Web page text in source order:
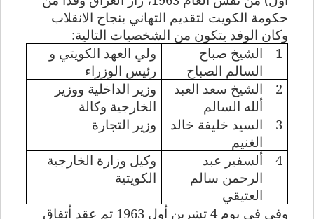
حكومة الكويت لتقديم التهاني بنجاح الانقلاب
وكان الوفد يتكون من الشخصيات التالية:
1
الشيخ صباح
السالم الصباح
ولي العهد الكويتي و
رئيس الوزراء
2
الشيخ سعد العبد
ألله السالم
وزير الداخلية ووزير
الخارجية وكالة
3
السيد خليفة خالد
الغنيم
وزير التجارة
4
ألسفير عبد
الرحمن سالم
العتيقي
وكيل وز ارة الخارجية
الكويتية
وفي في يوم 4 تشرين أول 1963 تم عقد أتفاق